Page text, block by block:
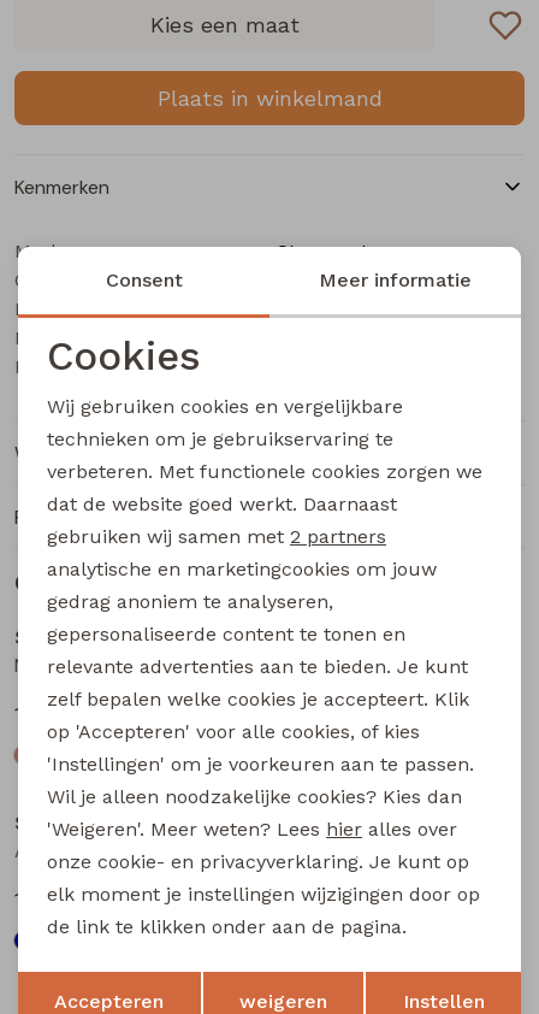
Bermuda's
Kies een maat
Plaats in winkelmand
Kenmerken
Merk
Stonecast
Categorie
Heren T-Shirt km
Leverancierscode
534111M Z10571
Bestelcode
Kleur
Winkelvoorraad
Ruilen en retourneren
Gerelateerde producten
Stonecast
MT-49496. Z10699 heren T-Shirt km raf/jeans
10,00
19,99
Stonecast
10,00
19,99
Sale
Stonecast
10,00 19,99
Stonecast
9,00
17,99
Noodzakelijke cookies
Analytische cookies
Marketing cookies
Terug Opslaan
Consent Meer informatie
Cookies
Wij gebruiken cookies en vergelijkbare
technieken om je gebruikservaring te
verbeteren. Met functionele cookies zorgen we
dat de website goed werkt. Daarnaast
gebruiken wij samen met 2 partners
analytische en marketingcookies om jouw
gedrag anoniem te analyseren,
gepersonaliseerde content te tonen en
relevante advertenties aan te bieden. Je kunt
zelf bepalen welke cookies je accepteert. Klik
op 'Accepteren' voor alle cookies, of kies
'Instellingen' om je voorkeuren aan te passen.
Wil je alleen noodzakelijke cookies? Kies dan
'Weigeren'. Meer weten? Lees hier alles over
onze cookie- en privacyverklaring. Je kunt op
elk moment je instellingen wijzigingen door op
de link te klikken onder aan de pagina.
Accepteren weigeren Instellen